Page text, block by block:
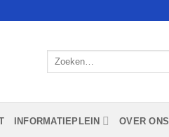
Zoeken
INFORMATIEPLEIN OVER ONS